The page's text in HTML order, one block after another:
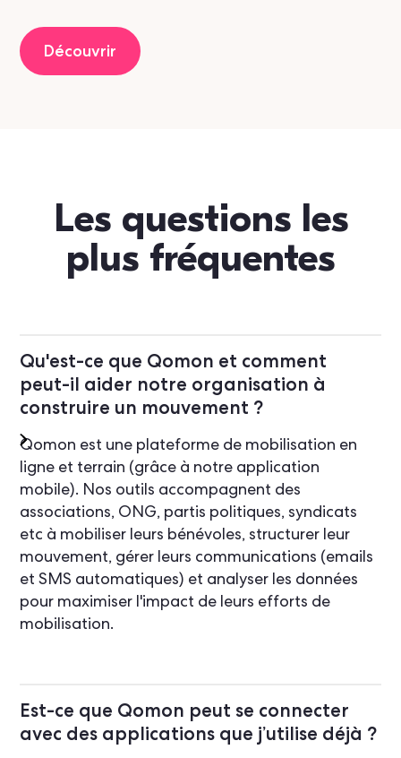
Découvrir
Les questions les
plus fréquentes
Qu'est-ce que Qomon et comment
peut-il aider notre organisation à
construire un mouvement ?
Qomon est une plateforme de mobilisation en
ligne et terrain (grâce à notre application
mobile). Nos outils accompagnent des
associations, ONG, partis politiques, syndicats
etc à mobiliser leurs bénévoles, structurer leur
mouvement, gérer leurs communications (emails
et SMS automatiques) et analyser les données
pour maximiser l'impact de leurs efforts de
mobilisation.
Est-ce que Qomon peut se connecter
avec des applications que j’utilise déjà ?